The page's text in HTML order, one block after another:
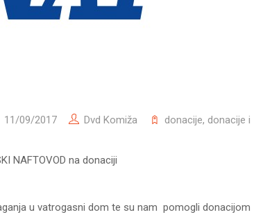
11/09/2017 Dvd Komiža donacije, donacije i
NAFTOVOD na donaciji
u vatrogasni dom te su nam pomogli donacijom